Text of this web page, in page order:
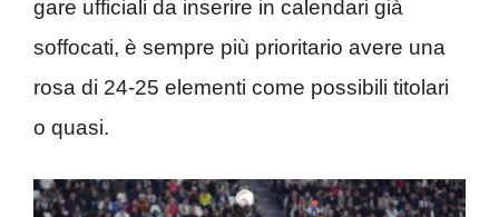
gare ufficiali da inserire in calendari già
soffocati, è sempre più prioritario avere una
rosa di 24-25 elementi come possibili titolari
o quasi.